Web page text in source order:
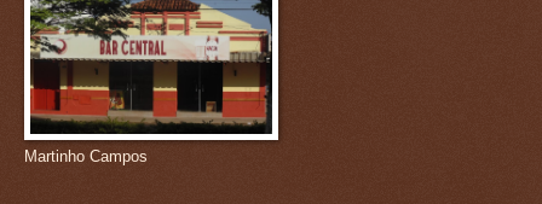
Martinho Campos